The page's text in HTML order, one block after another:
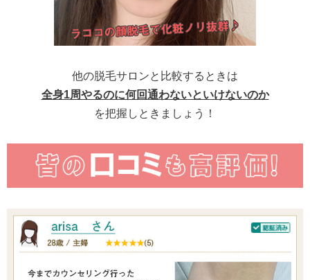
他の脱毛サロンと比較するときは
全身1周やるのに何回通わないといけないのか
を把握しときましょう！